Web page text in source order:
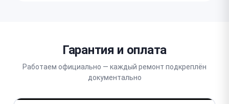
Гарантия и оплата
Работаем официально — каждый ремонт подкреплён
документально